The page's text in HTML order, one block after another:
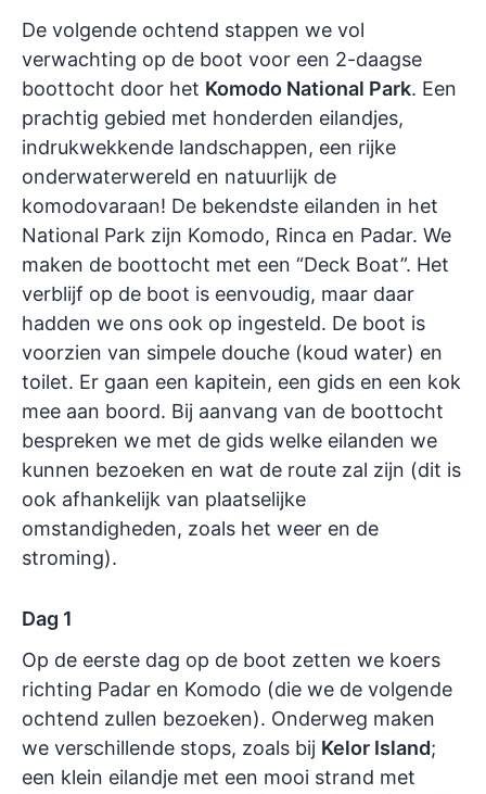
De volgende ochtend stappen we vol
verwachting op de boot voor een 2-daagse
boottocht door het Komodo National Park. Een
prachtig gebied met honderden eilandjes,
indrukwekkende landschappen, een rijke
onderwaterwereld en natuurlijk de
komodovaraan! De bekendste eilanden in het
National Park zijn Komodo, Rinca en Padar. We
maken de boottocht met een “Deck Boat”. Het
verblijf op de boot is eenvoudig, maar daar
hadden we ons ook op ingesteld. De boot is
voorzien van simpele douche (koud water) en
toilet. Er gaan een kapitein, een gids en een kok
mee aan boord. Bij aanvang van de boottocht
bespreken we met de gids welke eilanden we
kunnen bezoeken en wat de route zal zijn (dit is
ook afhankelijk van plaatselijke
omstandigheden, zoals het weer en de
stroming).
Dag 1
Op de eerste dag op de boot zetten we koers
richting Padar en Komodo (die we de volgende
ochtend zullen bezoeken). Onderweg maken
we verschillende stops, zoals bij Kelor Island;
een klein eilandje met een mooi strand met